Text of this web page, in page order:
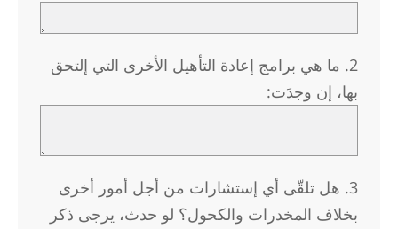
2. ما هي برامج إعادة التأهيل الأخرى التي إلتحق
بها، إن وجدَت:
3. هل تلقّى أي إستشارات من أجل أمور أخرى
بخلاف المخدرات والكحول؟ لو حدث، يرجى ذكر